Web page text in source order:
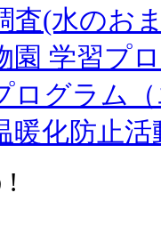
査(水のお
園 学習プ
ログラム
暖化防止
!